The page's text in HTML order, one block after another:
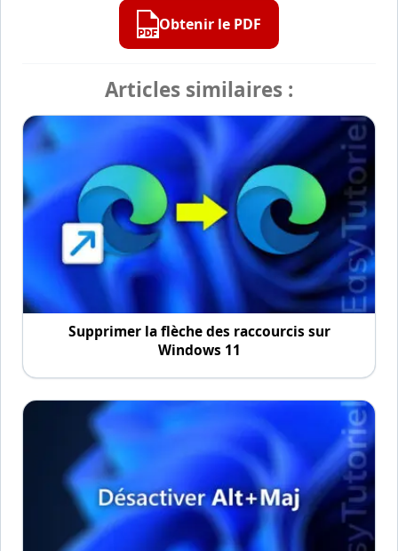
Obtenir le PDF
Articles similaires :
Supprimer la flèche des raccourcis sur
Windows 11